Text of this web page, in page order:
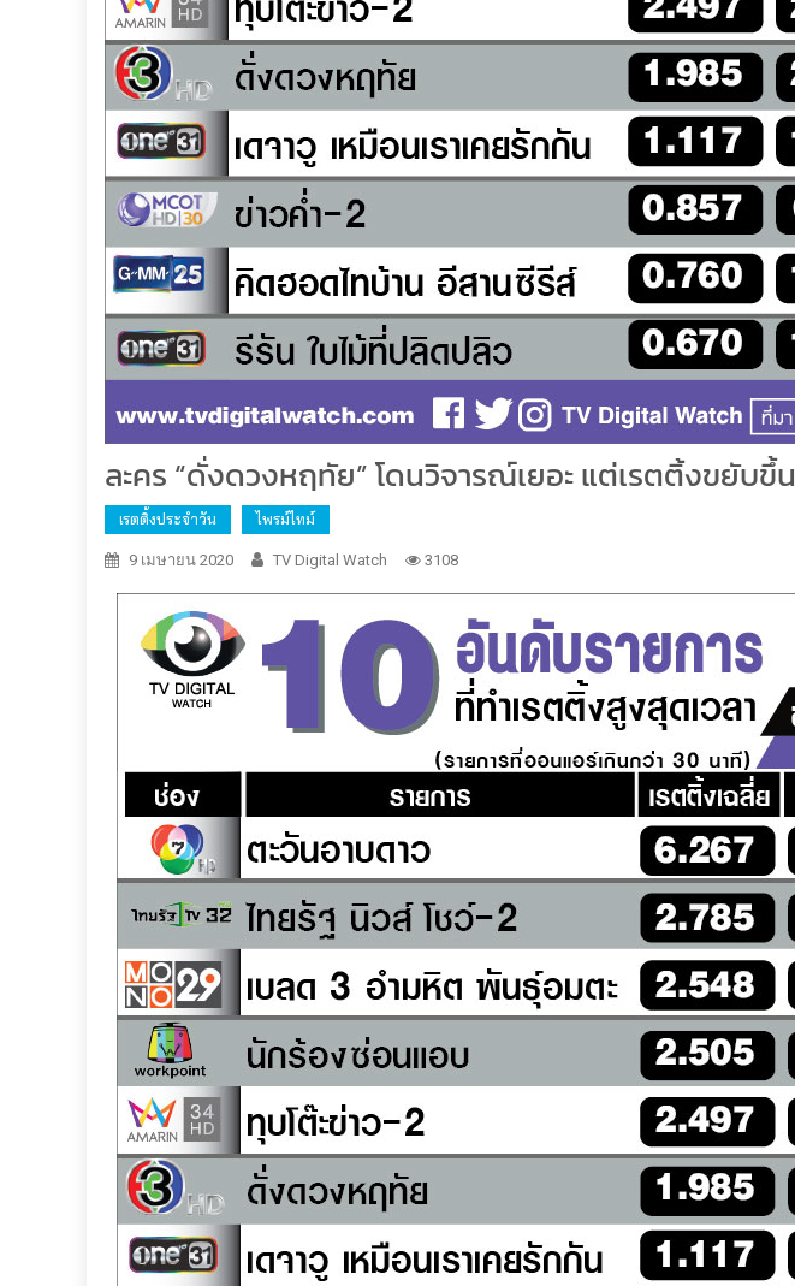
ละคร “ดั่งดวงหฤทัย” โดนวิจารณ์เยอะ แต่เรตติ้งขยับขึ้น
เรตติ้งประจำวัน ไพรม์ไทม์
9 เมษายน 2020 TV Digital Watch 3108